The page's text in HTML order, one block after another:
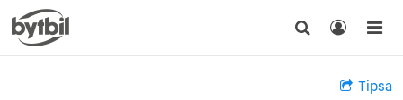
Tipsa